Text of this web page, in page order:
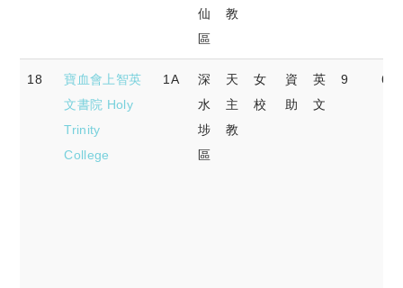
仙
區
教
18
寶血會上智英
文書院 Holy
Trinity
College
1A
深
水
埗
區
天
主
教
女
校
資
助
英
文
9